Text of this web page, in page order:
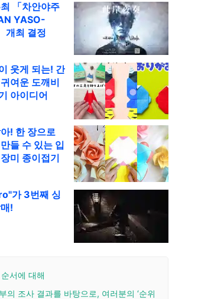
「차안야주
YASO-
개최 결정
웃게 되는! 간
여운 도깨비
아이디어
! 한 장으로
들 수 있는 입
미 종이접기
가 3번째 싱
!
서에 대해
의 조사 결과를 바탕으로, 여러분의 ‘순위